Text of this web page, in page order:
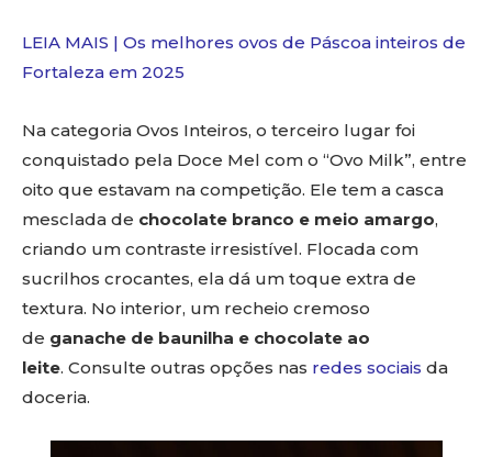
LEIA MAIS | Os melhores ovos de Páscoa inteiros de
Fortaleza em 2025
Na categoria Ovos Inteiros, o terceiro lugar foi
conquistado pela Doce Mel com o “Ovo Milk”, entre
oito que estavam na competição. Ele tem a casca
mesclada de chocolate branco e meio amargo,
criando um contraste irresistível. Flocada com
sucrilhos crocantes, ela dá um toque extra de
textura. No interior, um recheio cremoso
de ganache de baunilha e chocolate ao
leite. Consulte outras opções nas redes sociais da
doceria.